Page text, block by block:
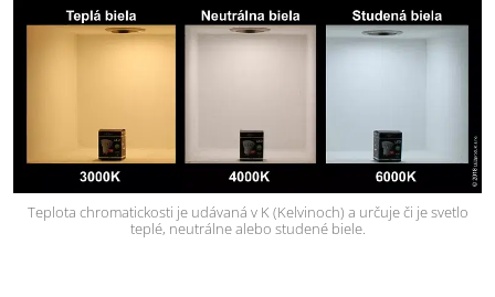
Teplota chromatickosti je udávaná v K (Kelvinoch) a určuje či je svetlo
teplé, neutrálne alebo studené biele.